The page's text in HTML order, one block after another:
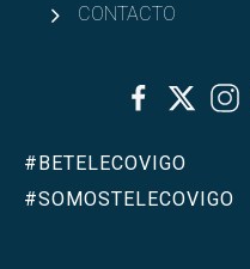
CONTACTO
FacebookTwitter
#BETELECOVIGO
#SOMOSTELECOVIGO